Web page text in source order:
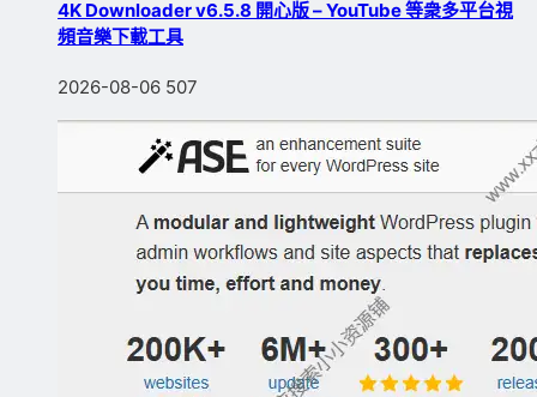
4K Downloader v6.5.8 開心版 – YouTube 等衆多平台視
頻音樂下載工具
2026-08-06 507